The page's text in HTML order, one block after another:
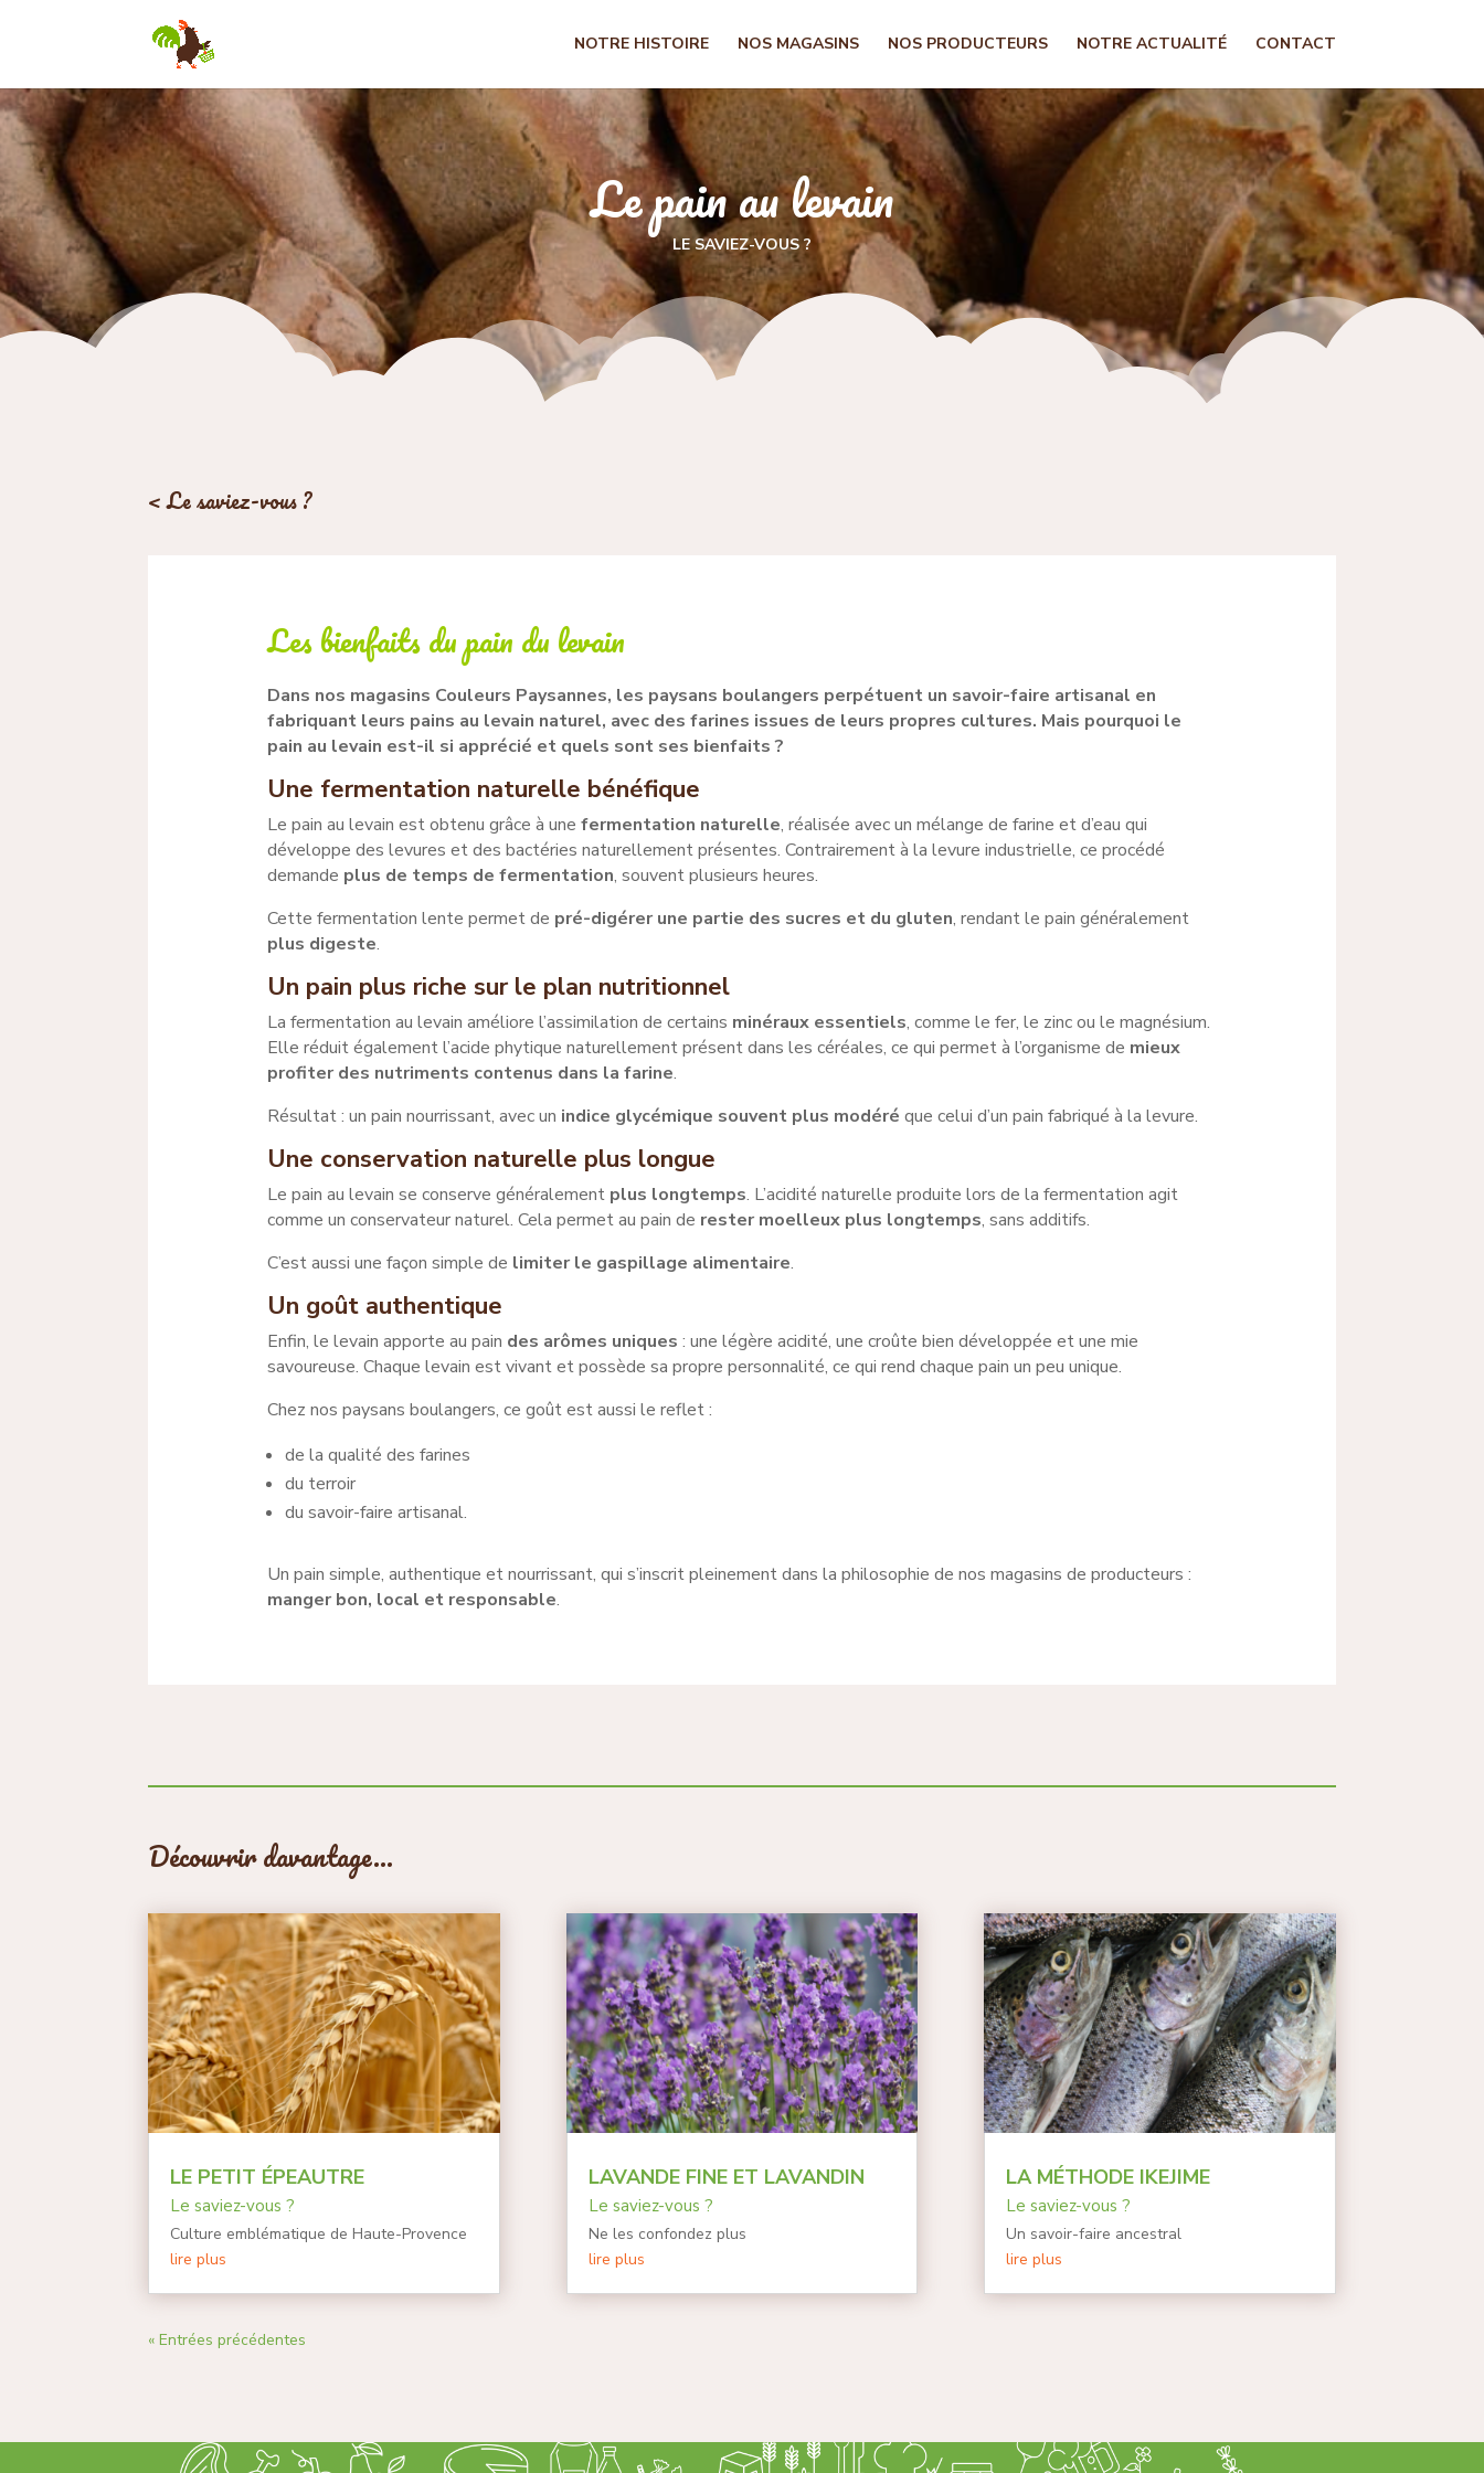
NOTRE HISTOIRE NOS MAGASINS NOS PRODUCTEURS NOTRE ACTUALITÉ CONTACT
Le pain au levain
LE SAVIEZ-VOUS ?
< Le saviez-vous ?
Les bienfaits du pain du levain
Dans nos magasins Couleurs Paysannes, les paysans boulangers perpétuent un savoir-faire artisanal en
fabriquant leurs pains au levain naturel, avec des farines issues de leurs propres cultures. Mais pourquoi le
pain au levain est-il si apprécié et quels sont ses bienfaits ?
Une fermentation naturelle bénéfique
Le pain au levain est obtenu grâce à une fermentation naturelle, réalisée avec un mélange de farine et d’eau qui
développe des levures et des bactéries naturellement présentes. Contrairement à la levure industrielle, ce procédé
demande plus de temps de fermentation, souvent plusieurs heures.
Cette fermentation lente permet de pré-digérer une partie des sucres et du gluten, rendant le pain généralement
plus digeste.
Un pain plus riche sur le plan nutritionnel
La fermentation au levain améliore l’assimilation de certains minéraux essentiels, comme le fer, le zinc ou le magnésium.
Elle réduit également l’acide phytique naturellement présent dans les céréales, ce qui permet à l’organisme de mieux
profiter des nutriments contenus dans la farine.
Résultat : un pain nourrissant, avec un indice glycémique souvent plus modéré que celui d’un pain fabriqué à la levure.
Une conservation naturelle plus longue
Le pain au levain se conserve généralement plus longtemps. L’acidité naturelle produite lors de la fermentation agit
comme un conservateur naturel. Cela permet au pain de rester moelleux plus longtemps, sans additifs.
C’est aussi une façon simple de limiter le gaspillage alimentaire.
Un goût authentique
Enfin, le levain apporte au pain des arômes uniques : une légère acidité, une croûte bien développée et une mie
savoureuse. Chaque levain est vivant et possède sa propre personnalité, ce qui rend chaque pain un peu unique.
Chez nos paysans boulangers, ce goût est aussi le reflet :
de la qualité des farines
du terroir
du savoir-faire artisanal.
Un pain simple, authentique et nourrissant, qui s’inscrit pleinement dans la philosophie de nos magasins de producteurs :
manger bon, local et responsable.
Découvrir davantage…
LE PETIT ÉPEAUTRE
Le saviez-vous ?
Culture emblématique de Haute-Provence
lire plus
LAVANDE FINE ET LAVANDIN
Le saviez-vous ?
Ne les confondez plus
lire plus
LA MÉTHODE IKEJIME
Le saviez-vous ?
Un savoir-faire ancestral
lire plus
« Entrées précédentes